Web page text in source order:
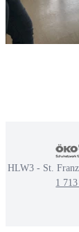
HLW3 - St.
1